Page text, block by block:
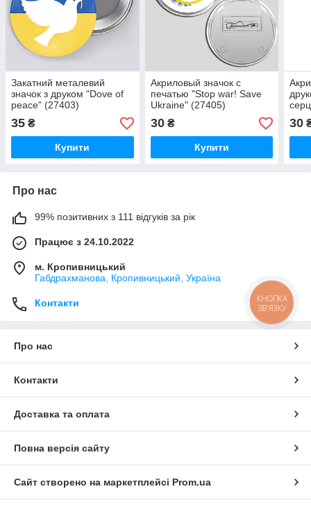
Закатний металевий
значок з друком "Dove of
peace" (27403)
35 ₴
Купити
Акриловый значок с
печатью "Stop war! Save
Ukraine" (27405)
30₴
Купити
30
Про нас
99% позитивних з 111 відгуків за рік
Працює з 24.10.2022
м. Кропивницький
Габдрахманова, Кропивницький, Україна
Контакти
Про нас
Контакти
Доставка та оплата
Повна версія сайту
Сайт створено на маркетплейсі Prom.ua
КНОПКА
ЗВ'ЯЗКУ